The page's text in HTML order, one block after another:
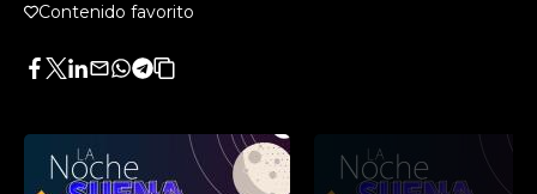
Contenido favorito
Facebook
Twitter
LinkedIn
Enviar
Whatsapp
Telegram
Copiar
artículo